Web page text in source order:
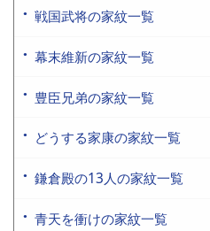
戦国武将の家紋一覧
幕末維新の家紋一覧
豊臣兄弟の家紋一覧
どうする家康の家紋一覧
鎌倉殿の13人の家紋一覧
青天を衝けの家紋一覧